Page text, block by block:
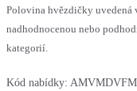
Polovina hvězdičky uvedená
nadhodnocenou nebo
kategorií.
Kód nabídky: